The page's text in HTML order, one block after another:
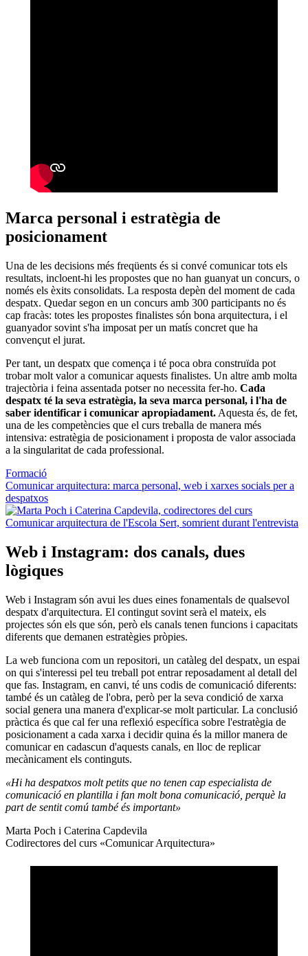
Marca personal i estratègia de
posicionament
Una de les decisions més freqüents és si convé comunicar tots els
resultats, incloent-hi les propostes que no han guanyat un concurs, o
només els èxits consolidats. La resposta depèn del moment de cada
despatx. Quedar segon en un concurs amb 300 participants no és
cap fracàs: totes les propostes finalistes són bona arquitectura, i el
guanyador sovint s'ha imposat per un matís concret que ha
convençut el jurat.
Per tant, un despatx que comença i té poca obra construïda pot
trobar molt valor a comunicar aquests finalistes. Un altre amb molta
trajectòria i feina assentada potser no necessita fer-ho. Cada
despatx té la seva estratègia, la seva marca personal, i l'ha de
saber identificar i comunicar apropiadament. Aquesta és, de fet,
una de les competències que el curs treballa de manera més
intensiva: estratègia de posicionament i proposta de valor associada
a la singularitat de cada professional.
Formació
Comunicar arquitectura: marca personal, web i xarxes socials per a
despatxos
Web i Instagram: dos canals, dues
lògiques
Web i Instagram són avui les dues eines fonamentals de qualsevol
despatx d'arquitectura. El contingut sovint serà el mateix, els
projectes són els que són, però els canals tenen funcions i capacitats
diferents que demanen estratègies pròpies.
La web funciona com un repositori, un catàleg del despatx, un espai
on qui s'interessi pel teu treball pot entrar reposadament al detall del
que fas. Instagram, en canvi, té uns codis de comunicació diferents:
també és un catàleg de l'obra, però per la seva condició de xarxa
social genera una manera d'explicar-se molt particular. La conclusió
pràctica és que cal fer una reflexió específica sobre l'estratègia de
posicionament a cada xarxa i decidir quina és la millor manera de
comunicar en cadascun d'aquests canals, en lloc de replicar
mecànicament els continguts.
«Hi ha despatxos molt petits que no tenen cap especialista de
comunicació en plantilla i fan molt bona comunicació, perquè la
part de sentit comú també és important»
Marta Poch i Caterina Capdevila
Codirectores del curs «Comunicar Arquitectura»